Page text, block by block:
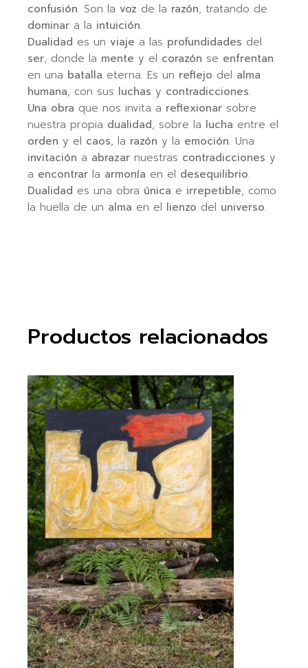
confusión. Son la voz de la razón, tratando de
dominar a la intuición.
Dualidad es un viaje a las profundidades del
ser, donde la mente y el corazón se enfrentan
en una batalla eterna. Es un reflejo del alma
humana, con sus luchas y contradicciones.
Una obra que nos invita a reflexionar sobre
nuestra propia dualidad, sobre la lucha entre el
orden y el caos, la razón y la emoción. Una
invitación a abrazar nuestras contradicciones y
a encontrar la armonía en el desequilibrio.
Dualidad es una obra única e irrepetible, como
la huella de un alma en el lienzo del universo.
Productos relacionados